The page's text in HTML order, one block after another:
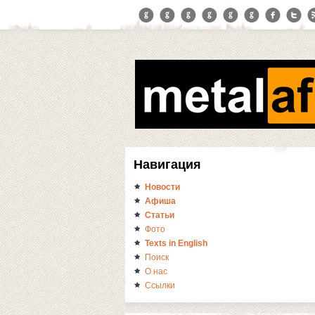
Навигация
Новости
Афиша
Статьи
Фото
Texts in English
Поиск
О нас
Ссылки